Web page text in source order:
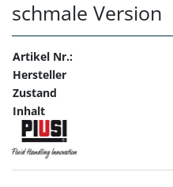
schmale Version
Artikel Nr.:
Hersteller
Zustand
Inhalt